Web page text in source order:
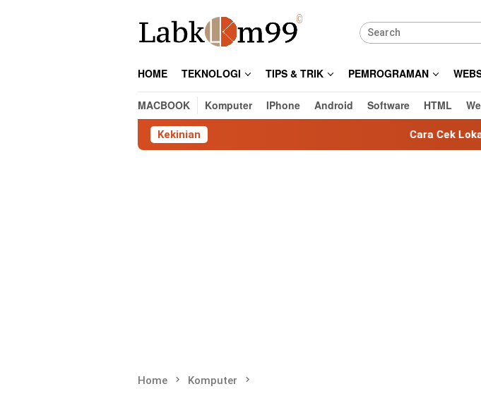
HOME TEKNOLOGI TIPS & TRIK PEMROGRAMAN
MACBOOK Komputer IPhone Android Software HTML
Kekinian Cara Cek Lokasi IP: Panduan
Home Komputer